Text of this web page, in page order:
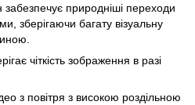
природніші переходи
зберігаючи багату візуальну
чіткість зображення в разі
з повітря з високою роздільною